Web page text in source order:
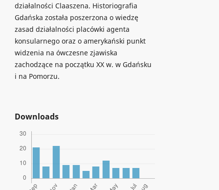
działalności Claaszena. Historiografia
Gdańska została poszerzona o wiedzę
zasad działalności placówki agenta
konsularnego oraz o amerykański punkt
widzenia na ówczesne zjawiska
zachodzące na początku XX w. w Gdańsku
i na Pomorzu.
Downloads